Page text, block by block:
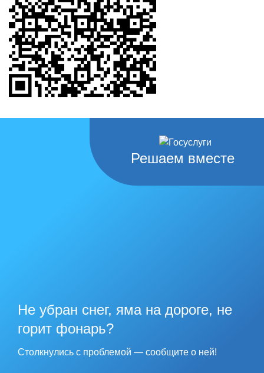
Решаем вместе
Не убран снег, яма на дороге, не
горит фонарь?
Столкнулись с проблемой — сообщите о ней!